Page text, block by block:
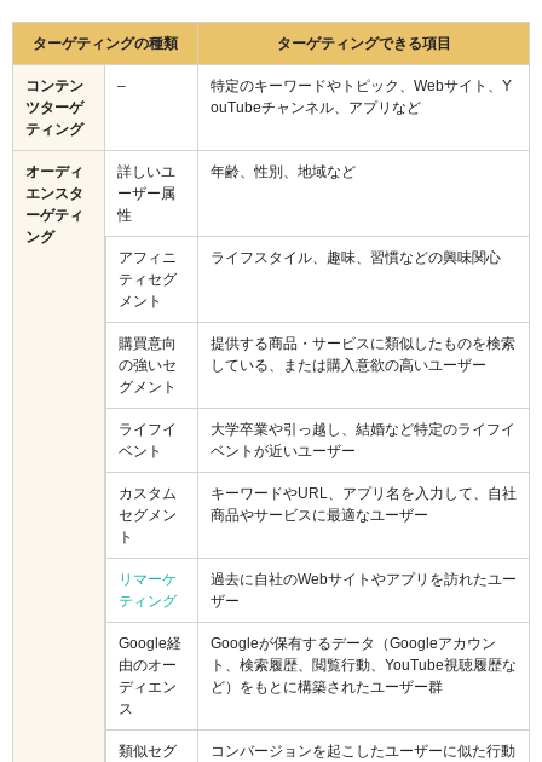
ターゲティングの種類 ターゲティングできる項目
コンテン
ツターゲ
ティング
–
特定のキーワードやトピック、Webサイト、Y
ouTubeチャンネル、アプリなど
オーディ
エンスタ
ーゲティ
ング
詳しいユ
ーザー属
性
年齢、性別、地域など
アフィニ
ティセグ
メント
ライフスタイル、趣味、習慣などの興味関心
購買意向
の強いセ
グメント
提供する商品・サービスに類似したものを検索
している、または購入意欲の高いユーザー
ライフイ
ベント
大学卒業や引っ越し、結婚など特定のライフイ
ベントが近いユーザー
カスタム
セグメン
ト
キーワードやURL、アプリ名を入力して、自社
商品やサービスに最適なユーザー
リマーケ
ティング
過去に自社のWebサイトやアプリを訪れたユー
ザー
Google経
由のオー
ディエン
ス
Googleが保有するデータ（Googleアカウン
ト、検索履歴、閲覧行動、YouTube視聴履歴な
ど）をもとに構築されたユーザー群
類似セグ
コンバージョンを起こしたユーザーに似た行動